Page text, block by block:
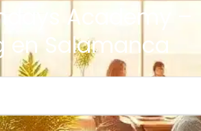
Academy –
en Salamanca